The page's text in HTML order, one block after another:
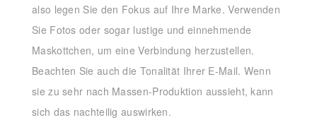
also legen Sie den Fokus auf Ihre Marke. Verwenden
Sie Fotos oder sogar lustige und einnehmende
Maskottchen, um eine Verbindung herzustellen.
Beachten Sie auch die Tonalität Ihrer E-Mail. Wenn
sie zu sehr nach Massen-Produktion aussieht, kann
sich das nachteilig auswirken.